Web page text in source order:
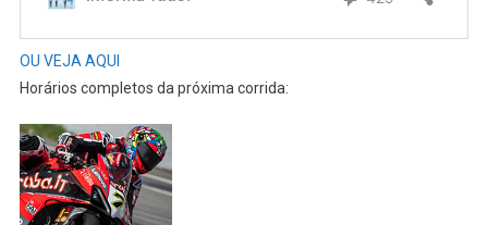
OU VEJA AQUI
Horários completos da próxima corrida: